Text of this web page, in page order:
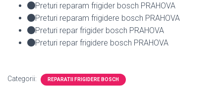
Preturi reparam frigider bosch PRAHOVA
Preturi reparam frigidere bosch PRAHOVA
Preturi repar frigider bosch PRAHOVA
Preturi repar frigidere bosch PRAHOVA
Categorii: REPARATII FRIGIDERE BOSCH